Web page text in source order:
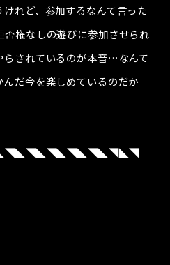
れど、参加するなんて言った
権なしの遊びに参加させられ
らされているのが本音…なんて
だ今を楽しめているのだか